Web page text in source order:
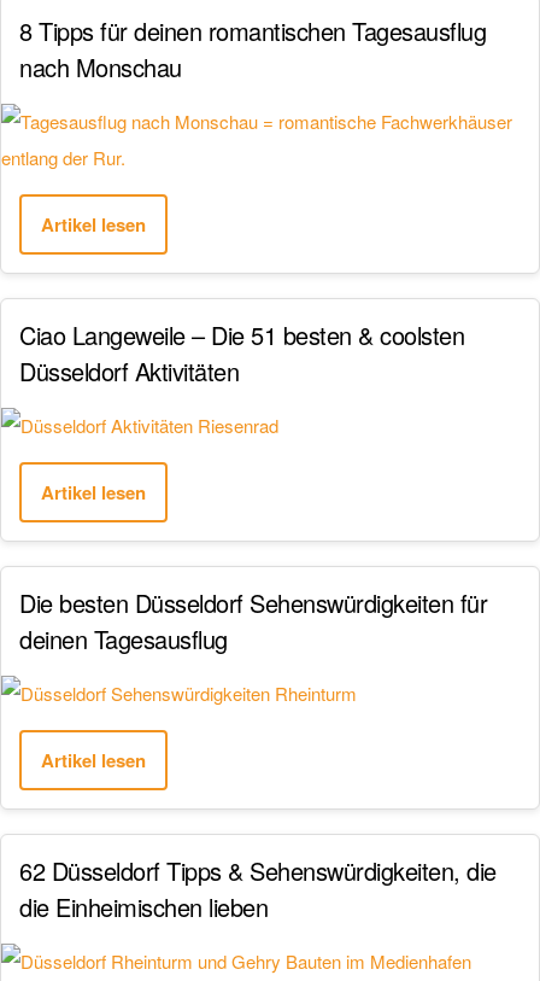
8 Tipps für deinen romantischen Tagesausflug
nach Monschau
Artikel lesen
Ciao Langeweile – Die 51 besten & coolsten
Düsseldorf Aktivitäten
Artikel lesen
Die besten Düsseldorf Sehenswürdigkeiten für
deinen Tagesausflug
Artikel lesen
62 Düsseldorf Tipps & Sehenswürdigkeiten, die
die Einheimischen lieben